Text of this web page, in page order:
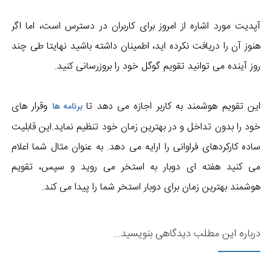
آپدیت مورد اشاره از امروز برای کاربران در دسترس است، اما اگر
هنوز آن را دریافت نکرده اید، اطمینان داشته باشید نهایتا طی چند
روز آینده می توانید تقویم گوگل خود را بروزرسانی کنید.
این تقویم هوشمند به کاربر اجازه می دهد تابرنامه ها وقرار های
خود را بدون تداخل و در بهترین زمان خود تنظیم نماید.این قابلیت
ساده کارکردهای فراوانی را ارایه می دهد. به عنوان مثال شما اعلام
می کنید هفته ای دوبار به استخر می روید و سپس، تقویم
هوشمند بهترین زمان برای دوبار استخر شما را پیدا می کند.
درباره این مطلب دیدگاهی بنویسید...